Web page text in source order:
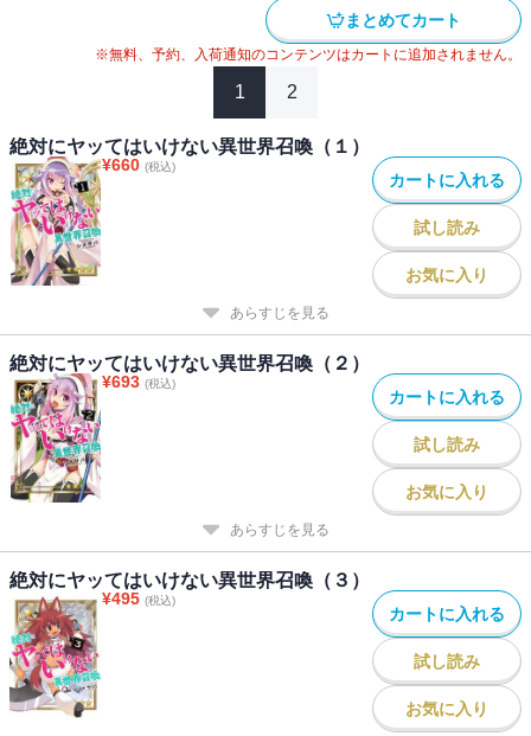
まとめてカート
※無料、予約、入荷通知のコンテンツはカートに追加されません。
1 2
絶対にヤッてはいけない異世界召喚（１）
¥660 (税込)
カートに入れる
試し読み
お気に入り
あらすじを見る
絶対にヤッてはいけない異世界召喚（２）
¥693 (税込)
カートに入れる
試し読み
お気に入り
あらすじを見る
絶対にヤッてはいけない異世界召喚（３）
¥495 (税込)
カートに入れる
試し読み
お気に入り